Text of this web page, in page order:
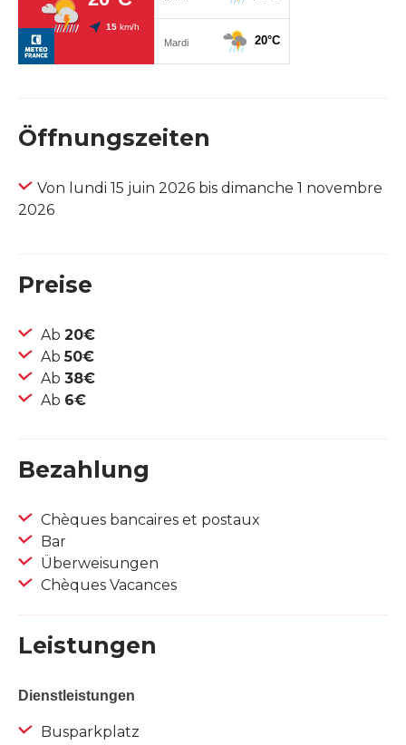
Öffnungszeiten
Von lundi 15 juin 2026 bis dimanche 1 novembre
2026
Preise
Ab 20€
Ab50€
Ab 38€
Ab 6€
Bezahlung
Chèques bancaires et postaux
Bar
Überweisungen
Chèques Vacances
Leistungen
Dienstleistungen
Busparkplatz